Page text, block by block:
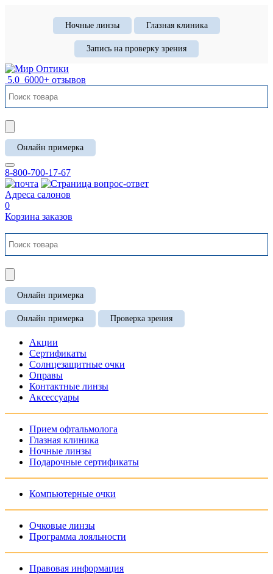
Ночные линзы Глазная клиника
Запись на проверку зрения
5.0 6000+ отзывов
Онлайн примерка
8-800-700-17-67
Адреса салонов
0
Корзина заказов
Онлайн примерка
Онлайн примерка Проверка зрения
Акции
Сертификаты
Солнцезащитные очки
Оправы
Контактные линзы
Аксессуары
Прием офтальмолога
Глазная клиника
Ночные линзы
Подарочные сертификаты
Компьютерные очки
Очковые линзы
Программа лояльности
Правовая информация